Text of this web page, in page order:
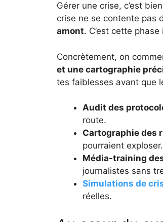
Gérer une crise, c’est
crise ne se contente pas
amont. C’est cette
Concrètement, on
et une cartographie
tes faiblesses avant que
Audit des
route.
Cartographie des
pourraient exploser.
Média-training
journalistes sans
Simulations de
réelles.